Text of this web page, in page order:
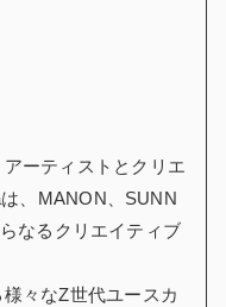
ーティストとクリエ
、MANON、SUNN
なるクリエイティブ
々なZ世代ユースカ